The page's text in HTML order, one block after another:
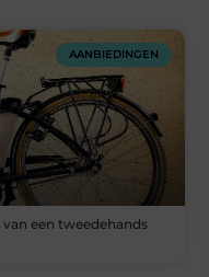
AANBIEDINGEN
een tweedehands